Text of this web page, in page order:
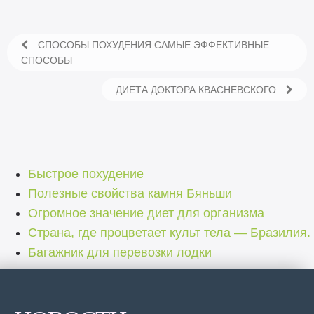
СПОСОБЫ ПОХУДЕНИЯ САМЫЕ ЭФФЕКТИВНЫЕ
СПОСОБЫ
ДИЕТА ДОКТОРА КВАСНЕВСКОГО
Быстрое похудение
Полезные свойства камня Бяньши
Огромное значение диет для организма
Страна, где процветает культ тела — Бразилия.
Багажник для перевозки лодки